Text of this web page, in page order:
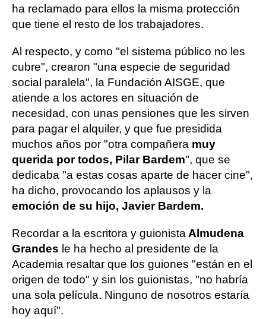
ha reclamado para ellos la misma protección
que tiene el resto de los trabajadores.
Al respecto, y como "el sistema público no les
cubre", crearon "una especie de seguridad
social paralela", la Fundación AISGE, que
atiende a los actores en situación de
necesidad, con unas pensiones que les sirven
para pagar el alquiler, y que fue presidida
muchos años por "otra compañera muy
querida por todos, Pilar Bardem", que se
dedicaba "a estas cosas aparte de hacer cine",
ha dicho, provocando los aplausos y la
emoción de su hijo, Javier Bardem.
Recordar a la escritora y guionista Almudena
Grandes le ha hecho al presidente de la
Academia resaltar que los guiones "están en el
origen de todo" y sin los guionistas, "no habría
una sola película. Ninguno de nosotros estaría
hoy aquí".